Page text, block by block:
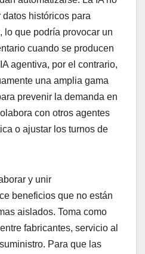
históricos para
lo que podría provocar un
cuando se producen
agentiva, por el contrario,
una amplia gama
prevenir la demanda en
con otros agentes
o ajustar los turnos de
y unir
beneficios que no están
aislados. Toma como
fabricantes, servicio al
Para que las